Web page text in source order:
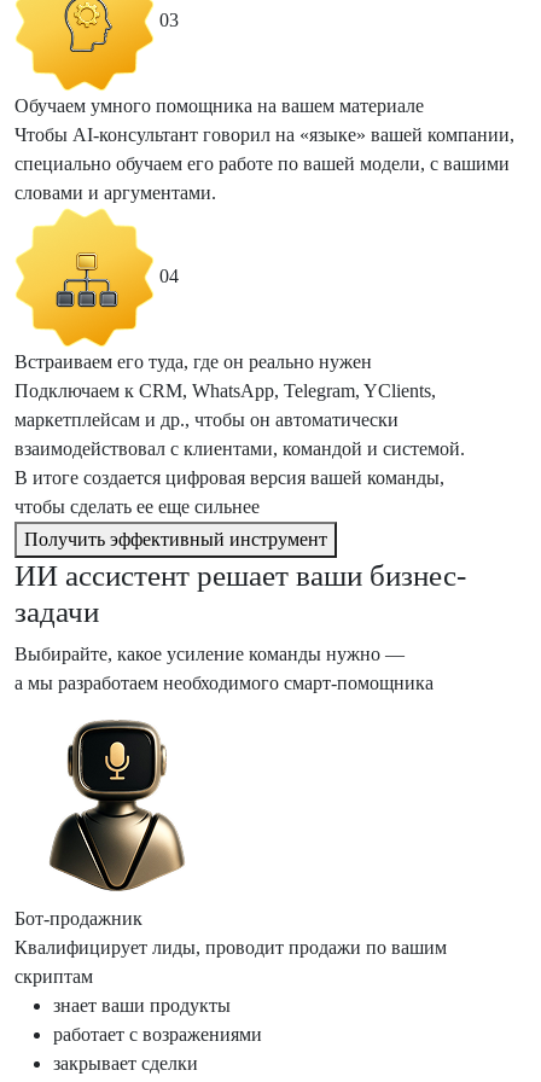
03
Обучаем умного помощника на вашем материале
Чтобы AI-консультант говорил на «языке» вашей компании,
специально обучаем его работе по вашей модели, с вашими
словами и аргументами.
04
Встраиваем его туда, где он реально нужен
Подключаем к CRM, WhatsApp, Telegram, YClients,
маркетплейсам и др., чтобы он автоматически
взаимодействовал с клиентами, командой и системой.
В итоге создается цифровая версия вашей команды,
чтобы сделать ее еще сильнее
Получить эффективный инструмент
ИИ ассистент решает ваши бизнес-
задачи
Выбирайте, какое усиление команды нужно —
а мы разработаем необходимого смарт-помощника
Бот-продажник
Квалифицирует лиды, проводит продажи по вашим
скриптам
знает ваши продукты
работает с возражениями
закрывает сделки